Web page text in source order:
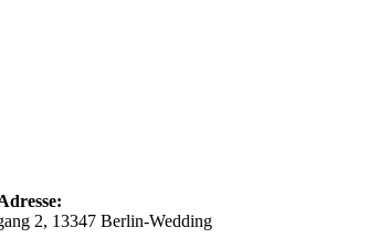
2, 13347 Berlin-Wedding